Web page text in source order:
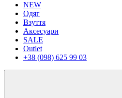
NEW
Одяг
Взуття
Аксесуари
SALE
Outlet
+38 (098) 625 99 03